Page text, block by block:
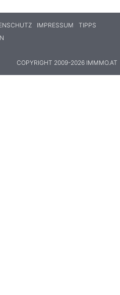
IMPRESSUM
TIPPS
COPYRIGHT 2009-2026 IMMMO.AT